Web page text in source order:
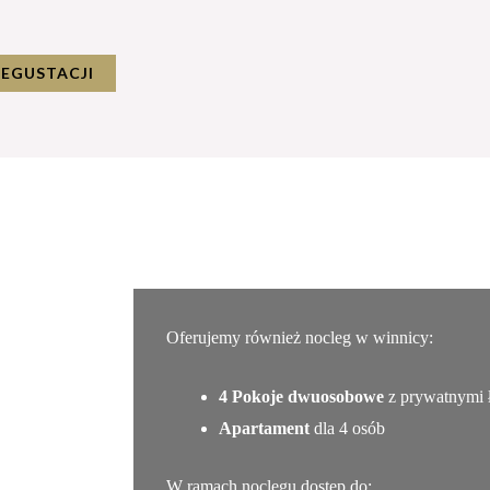
Oferujemy również nocleg w winnicy:
4 Pokoje dwuosobowe z prywatnymi
Apartament dla 4 osób